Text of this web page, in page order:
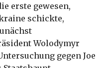
erste gewesen,
schickte,
Wolodymyr
gegen Joe